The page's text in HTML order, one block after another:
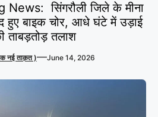
सिंगरौली जिले के मीना
हुए बाइक चोर, आधे घंटे में उड़ाई
तलाश
नई ताक़त )—June 14, 2026